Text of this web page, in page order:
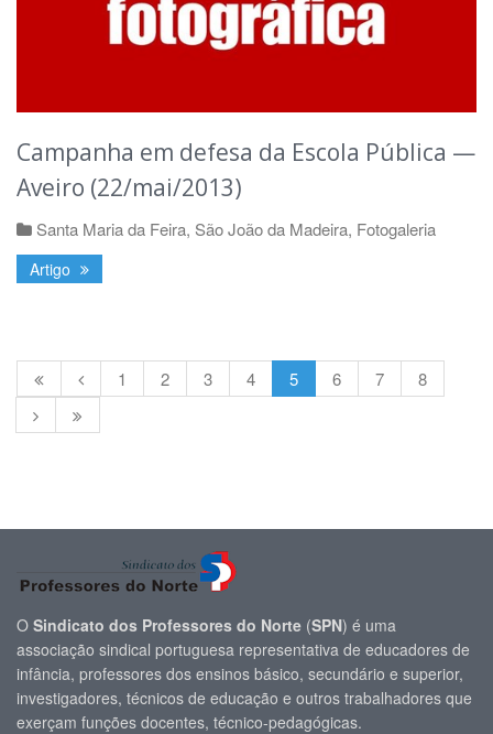
Campanha em defesa da Escola Pública —
Aveiro (22/mai/2013)
Santa Maria da Feira, São João da Madeira, Fotogaleria
Artigo
1 2 3 4 5 6 7 8
O Sindicato dos Professores do Norte (SPN) é uma
associação sindical portuguesa representativa de educadores de
infância, professores dos ensinos básico, secundário e superior,
investigadores, técnicos de educação e outros trabalhadores que
exerçam funções docentes, técnico-pedagógicas.